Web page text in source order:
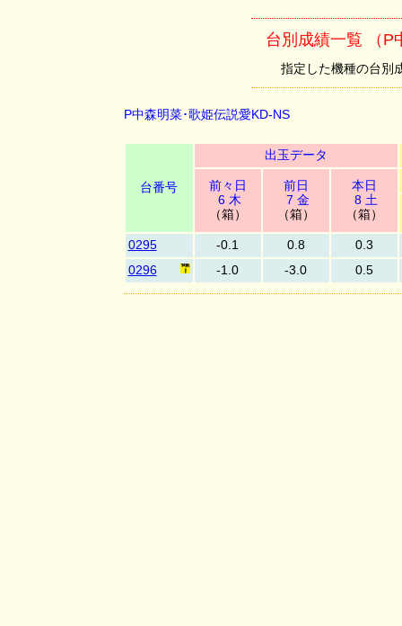
台別成績一覧 （P
指定した機種の台別
P中森明菜･歌姫伝説愛KD-NS
台番号
出玉データ
前々日
6 木
（箱）
前日
7 金
（箱）
本日
8 土
（箱）
0295 -0.1 0.8
0.3
0296
-1.0 -3.0 0.5